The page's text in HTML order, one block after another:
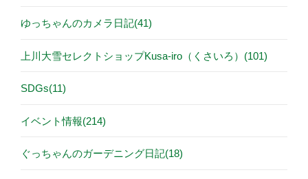
ゆっちゃんのカメラ日記(41)
上川大雪セレクトショップKusa-iro（くさいろ）(101)
SDGs(11)
イベント情報(214)
ぐっちゃんのガーデニング日記(18)